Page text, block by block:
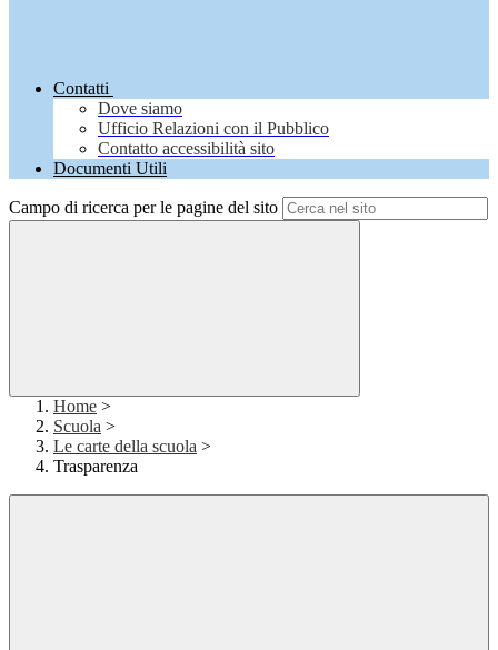
Contatti
Dove siamo
Ufficio Relazioni con il Pubblico
Contatto accessibilità sito
Documenti Utili
Campo di ricerca per le pagine del sito
Home >
Scuola >
Le carte della scuola >
Trasparenza